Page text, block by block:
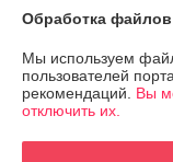
Информация для
Индивидуальный
г.Минск,
Регистрационный
Обработка
Мы используем
пользователей
рекомендаций. Вы
отключить их.